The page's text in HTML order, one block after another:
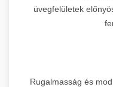
üvegfelületek
Rugalmasság és